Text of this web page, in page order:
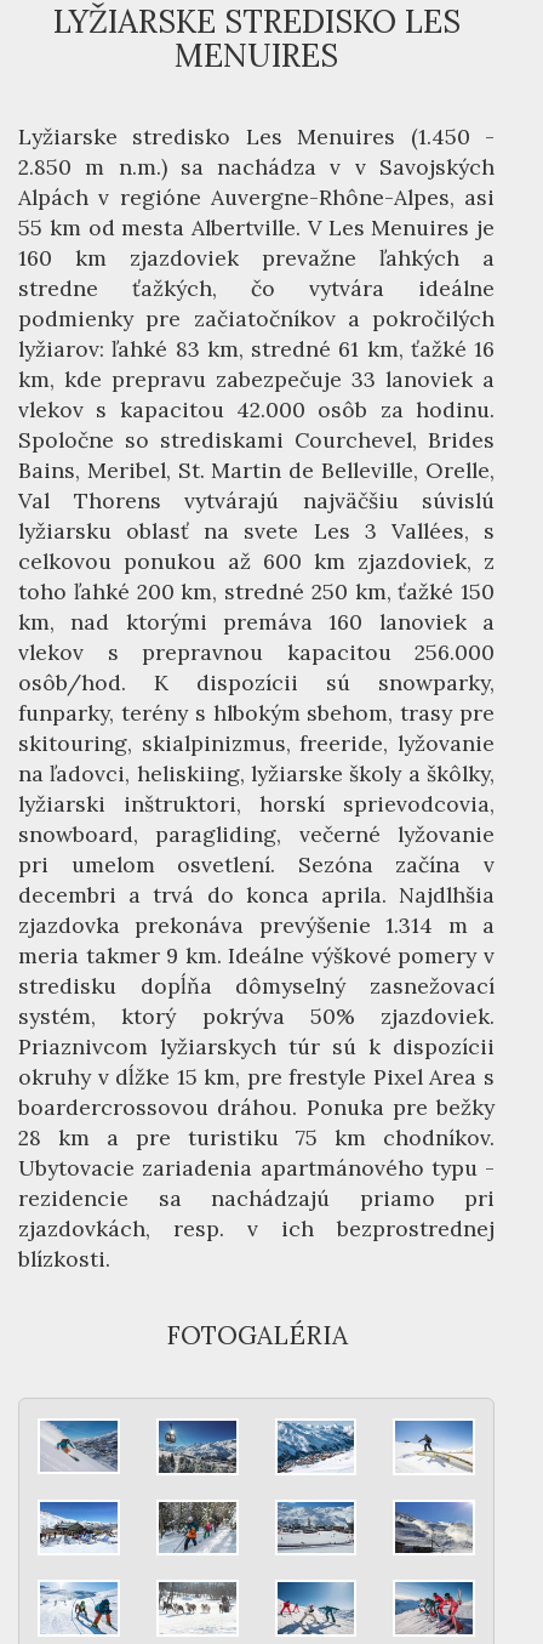
LYŽIARSKE STREDISKO LES
MENUIRES
Lyžiarske stredisko Les Menuires (1.450 -
2.850 m n.m.) sa nachádza v v Savojských
Alpách v regióne Auvergne-Rhône-Alpes, asi
55 km od mesta Albertville. V Les Menuires je
160 km zjazdoviek prevažne ľahkých a
stredne ťažkých, čo vytvára ideálne
podmienky pre začiatočníkov a pokročilých
lyžiarov: ľahké 83 km, stredné 61 km, ťažké 16
km, kde prepravu zabezpečuje 33 lanoviek a
vlekov s kapacitou 42.000 osôb za hodinu.
Spoločne so strediskami Courchevel, Brides
Bains, Meribel, St. Martin de Belleville, Orelle,
Val Thorens vytvárajú najväčšiu súvislú
lyžiarsku oblasť na svete Les 3 Vallées, s
celkovou ponukou až 600 km zjazdoviek, z
toho ľahké 200 km, stredné 250 km, ťažké 150
km, nad ktorými premáva 160 lanoviek a
vlekov s prepravnou kapacitou 256.000
osôb/hod. K dispozícii sú snowparky,
funparky, terény s hlbokým sbehom, trasy pre
skitouring, skialpinizmus, freeride, lyžovanie
na ľadovci, heliskiing, lyžiarske školy a škôlky,
lyžiarski inštruktori, horskí sprievodcovia,
snowboard, paragliding, večerné lyžovanie
pri umelom osvetlení. Sezóna začína v
decembri a trvá do konca aprila. Najdlhšia
zjazdovka prekonáva prevýšenie 1.314 m a
meria takmer 9 km. Ideálne výškové pomery v
stredisku dopĺňa dômyselný zasnežovací
systém, ktorý pokrýva 50% zjazdoviek.
Priaznivcom lyžiarskych túr sú k dispozícii
okruhy v dĺžke 15 km, pre frestyle Pixel Area s
boardercrossovou dráhou. Ponuka pre bežky
28 km a pre turistiku 75 km chodníkov.
Ubytovacie zariadenia apartmánového typu -
rezidencie sa nachádzajú priamo pri
zjazdovkách, resp. v ich bezprostrednej
blízkosti.
FOTOGALÉRIA